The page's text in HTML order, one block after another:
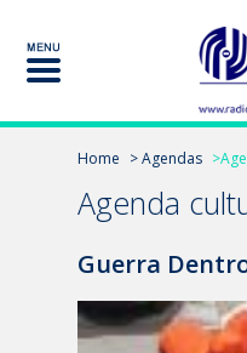
Home > Agendas
Agenda
Guerra